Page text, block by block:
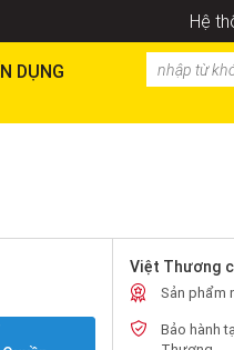
Hệ
DỤNG
Việt Thương
Sản phẩm
Bảo hành